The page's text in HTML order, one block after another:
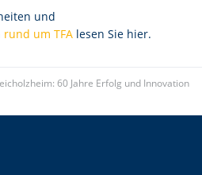
und
rund um TFA lesen Sie hier.
60 Jahre Erfolg und Innovation